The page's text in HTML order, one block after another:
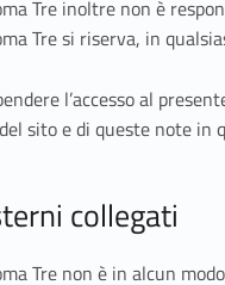
Tre inoltre non è
Tre si riserva, in
l’accesso al
sito e di queste note in
collegati
Tre non è in alcun